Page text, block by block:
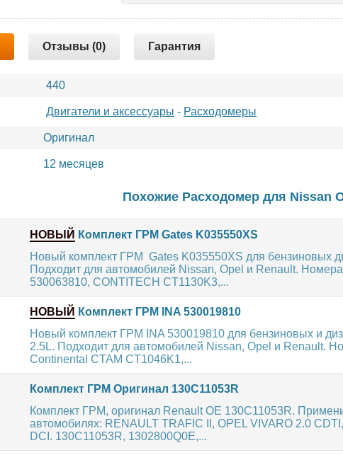
Отзывы (0) Гарантия
440
Двигатели и аксессуары - Расходомеры
Оригинал
12 месяцев
Похожие Расходомер для Nissan
НОВЫЙ Комплект ГРМ Gates K035550XS
Новый комплект ГРМ Gates K035550XS для бензиновых
Подходит для автомобилей Nissan, Opel и Renault.
530063810, CONTITECH CT1130K3,...
НОВЫЙ Комплект ГРМ INA 530019810
Новый комплект ГРМ INA 530019810 для бензиновых и
2.5L. Подходит для автомобилей Nissan, Opel и Renault.
Continental CTAM CT1046K1,...
Комплект ГРМ Оригинал 130C11053R
Комплект ГРМ, оригинал Renault OE 130C11053R.
автомобилях: RENAULT TRAFIC II, OPEL VIVARO 2.0
DCI. 130C11053R, 1302800Q0E,...